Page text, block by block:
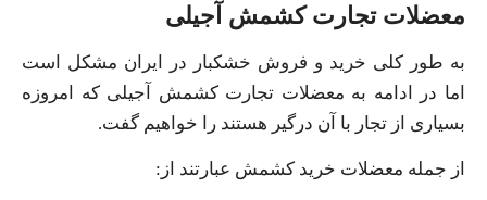
معضلات تجارت کشمش آجیلی
به طور کلی خرید و فروش خشکبار در ایران مشکل است
اما در ادامه به معضلات تجارت کشمش آجیلی که امروزه
بسیاری از تجار با آن درگیر هستند را خواهیم گفت.
از جمله معضلات خرید کشمش عبارتند از: